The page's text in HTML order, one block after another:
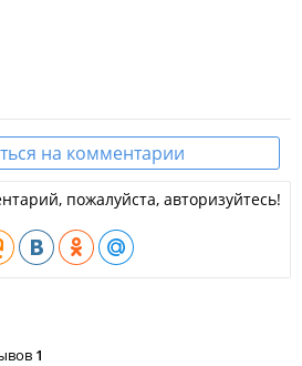
на комментарии
пожалуйста, авторизуйтесь!
1